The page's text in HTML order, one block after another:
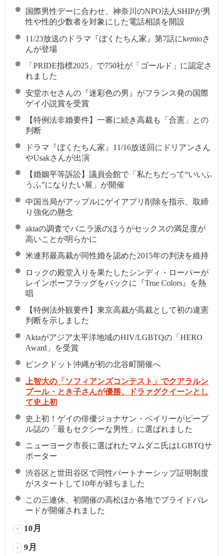
国際男性デーに合わせ、神奈川のNPO法人SHIPが男
性や性的少数者を対象にした電話相談を開設
11/23放送のドラマ『ぼくたちん家』第7話にkemioさ
んが登場
「PRIDE指標2025」で750社が「ゴールド」に認定さ
れました
安堂ホセさんの『迷彩色の男』がフランス発の国際
ゲイ小説賞を受賞
【特例法非婚要件】一審に続き高裁も「合憲」との
判断
ドラマ『ぼくたちん家』11/16放送回にドリアンさん
やUsakさんが出演
【婚姻平等訴訟】議員会館で「私たちだって“いいふ
うふ”になりたい展」が開催
中国当局がアップルにゲイアプリ削除を指示、取締
り強化の懸念
aktaの調査でバニラ派のほうがセックスの満足度が
高いことが明らかに
米連邦最高裁が同性婚を認めた2015年の判決を維持
ロックの殿堂入りを果たしたシンディ・ローパーが
レインボーフラッグをバックに『True Colors』を熱
唱
【特例法外観要件】東京高裁が高裁として初の違憲
判断を示しました
Aktaがアジア太平洋地域のHIV/LGBTQの「HERO
Award」を受賞
ピンクドット沖縄が初の北谷町開催へ
上智大の「ソフィアンズコンテスト」でクアラルン
プール・とき子さんが優勝、ドラァグクイーンとし
て史上初
史上初！ゲイの俳優ジョナサン・ベイリーがピープ
ル誌の「最もセクシーな男性」に選ばれました
ニューヨーク市長に選ばれたマムダニ氏はLGBTQサ
ポーター
渋谷区と世田谷区で同性パートナーシップ証明制度
がスタートして10年が経ちました
この三連休、初開催の高松ほか各地でプライドパレ
ードが開催されました
+ 10月
+ 9月